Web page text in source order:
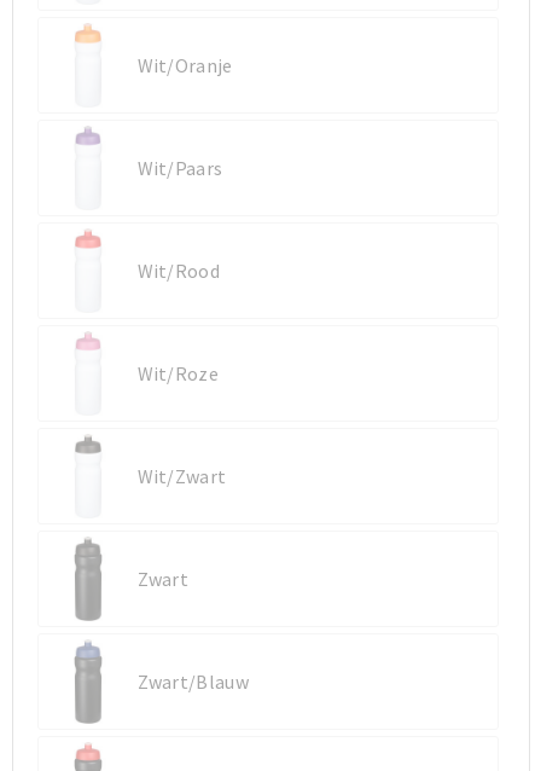
Wit/Oranje
Wit/Paars
Wit/Rood
Wit/Roze
Wit/Zwart
Zwart
Zwart/Blauw